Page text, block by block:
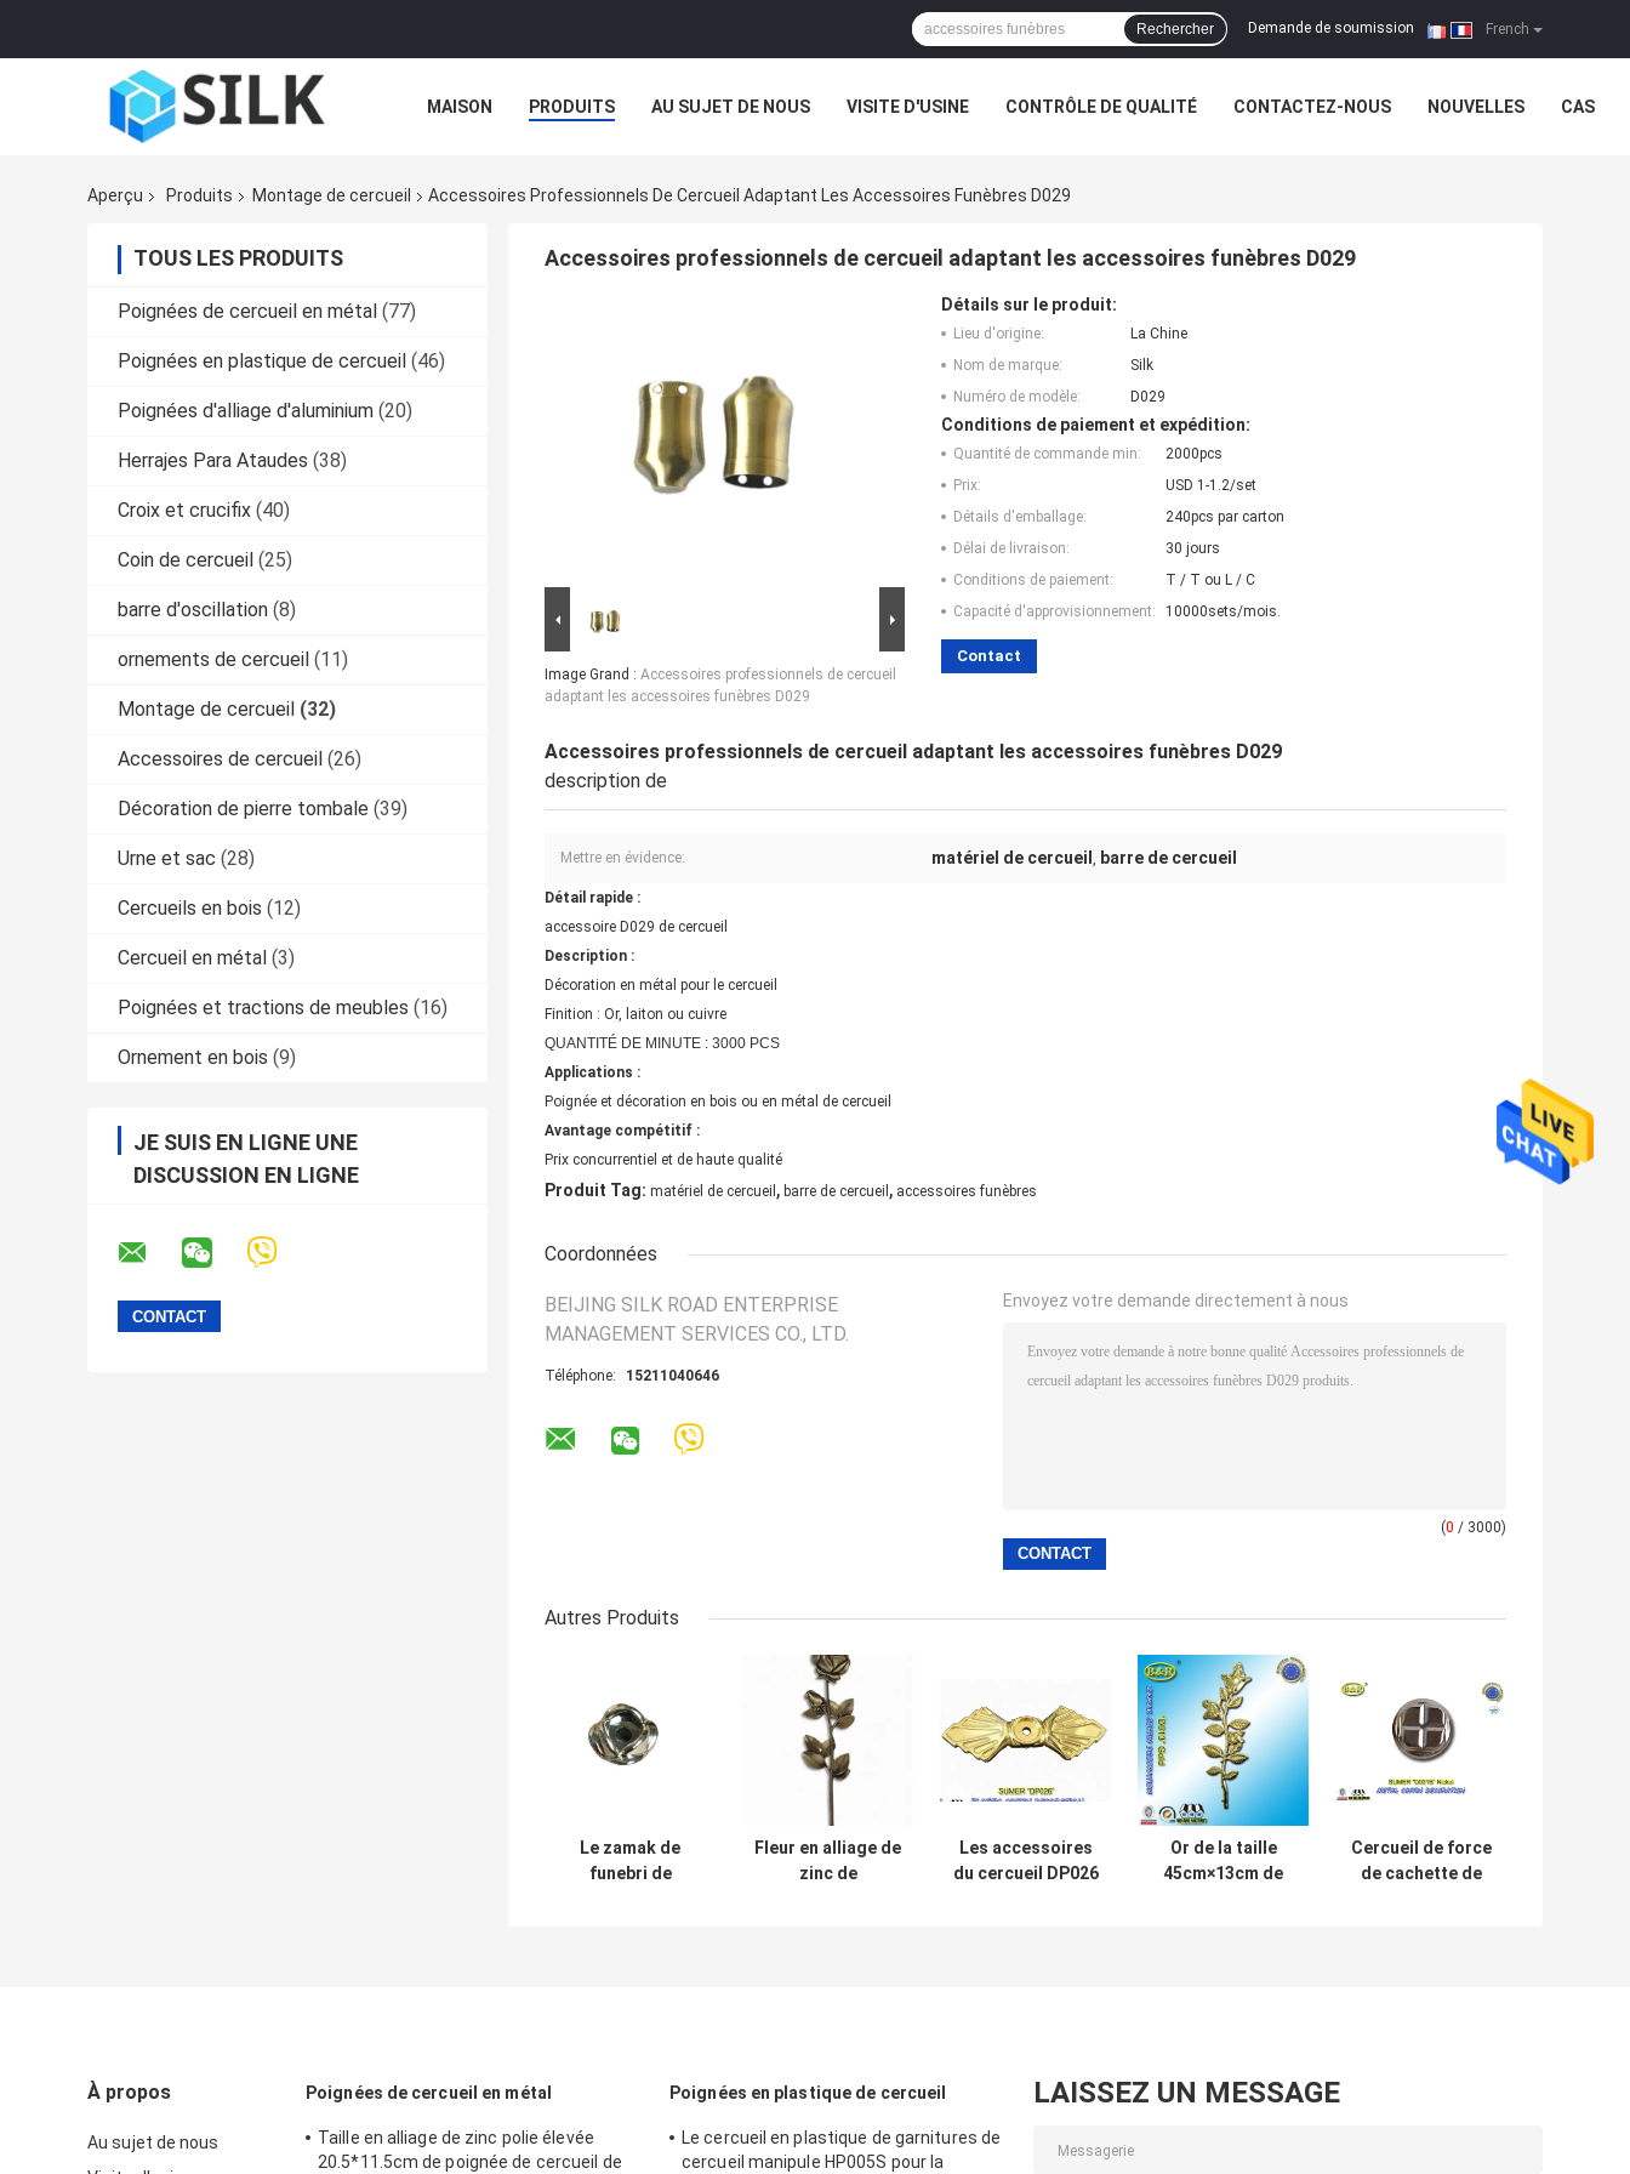
French
Demande de soumission |
Rechercher
MAISON PRODUITS AU SUJET DE NOUS VISITE D'USINE CONTRÔLE DE QUALITÉ CONTACTEZ-NOUS NOUVELLES CAS
Aperçu Produits Montage de cercueil Accessoires Professionnels De Cercueil Adaptant Les Accessoires Funèbres D029
TOUS LES PRODUITS
Poignées de cercueil en métal (77)
Poignées en plastique de cercueil (46)
Poignées d'alliage d'aluminium (20)
Herrajes Para Ataudes (38)
Croix et crucifix (40)
Coin de cercueil (25)
barre d'oscillation (8)
ornements de cercueil (11)
Montage de cercueil (32)
Accessoires de cercueil (26)
Décoration de pierre tombale (39)
Urne et sac (28)
Cercueils en bois (12)
Cercueil en métal (3)
Poignées et tractions de meubles (16)
Ornement en bois (9)
JE SUIS EN LIGNE UNE
DISCUSSION EN LIGNE
Accessoires professionnels de cercueil adaptant les accessoires funèbres D029
Image Grand : Accessoires professionnels de cercueil
adaptant les accessoires funèbres D029
Détails sur le produit:
Lieu d'origine:
La Chine
Nom de marque:
Silk
Numéro de modèle:
D029
Conditions de paiement et expédition:
Quantité de commande min:
2000pcs
Prix:
USD 1-1.2/set
Détails d'emballage:
240pcs par carton
Délai de livraison:
30 jours
Conditions de paiement:
T / T ou L / C
Capacité d'approvisionnement:
10000sets/mois.
Contact
Accessoires professionnels de cercueil adaptant les accessoires funèbres D029
description de
Mettre en évidence: matériel de cercueil , barre de cercueil
Détail rapide :
accessoire D029 de cercueil
Description :
Décoration en métal pour le cercueil
Finition : Or, laiton ou cuivre
QUANTITÉ DE MINUTE : 3000 PCS
Applications :
Poignée et décoration en bois ou en métal de cercueil
Avantage compétitif :
Prix concurrentiel et de haute qualité
Produit Tag: matériel de cercueil , barre de cercueil , accessoires funèbres
Coordonnées
BEIJING SILK ROAD ENTERPRISE
MANAGEMENT SERVICES CO., LTD.
Téléphone: 15211040646
Envoyez votre demande directement à nous
(0 / 3000)
Autres Produits
Le zamak de
funebri de
Fleur en alliage de
zinc de
Les accessoires
du cercueil DP026
Or de la taille
45cm×13cm de
d'antiquité
Cercueil de force
de cachette de
À propos
Au sujet de nous
Poignées de cercueil en métal
Taille en alliage de zinc polie élevée
20.5*11.5cm de poignée de cercueil de
Poignées en plastique de cercueil
Le cercueil en plastique de garnitures de
cercueil manipule HP005S pour la
LAISSEZ UN MESSAGE